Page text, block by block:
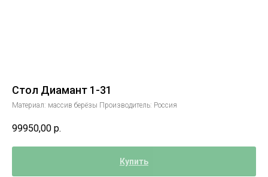
Стол Диамант 1-31
Материал: массив берёзы Производитель: Россия
99950,00 р.
Купить